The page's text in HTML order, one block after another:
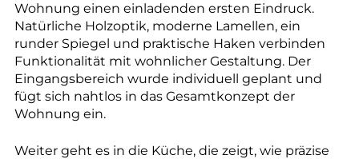
Wohnung einen einladenden ersten Eindruck.
Natürliche Holzoptik, moderne Lamellen, ein
runder Spiegel und praktische Haken verbinden
Funktionalität mit wohnlicher Gestaltung. Der
Eingangsbereich wurde individuell geplant und
fügt sich nahtlos in das Gesamtkonzept der
Wohnung ein.
Weiter geht es in die Küche, die zeigt, wie präzise